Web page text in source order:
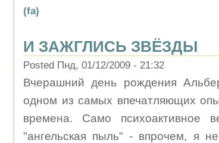
(fa)
И ЗАЖГЛИСЬ ЗВЁЗДЫ
Posted Пнд, 01/12/2009 - 21:32
Вчерашний день рождения
одном из самых впечатляющих
времена. Само психоактивное
"ангельская пыль" - впрочем, я